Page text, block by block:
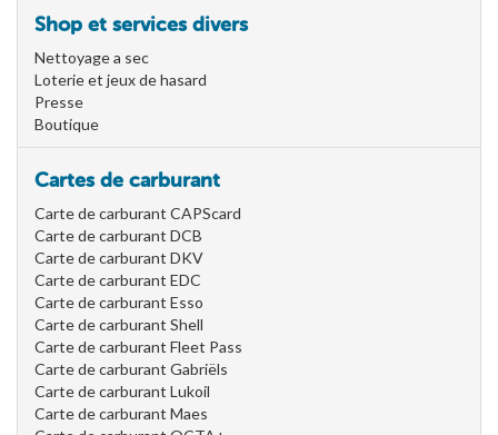
Shop et services divers
Nettoyage a sec
Loterie et jeux de hasard
Presse
Boutique
Cartes de carburant
Carte de carburant CAPScard
Carte de carburant DCB
Carte de carburant DKV
Carte de carburant EDC
Carte de carburant Esso
Carte de carburant Shell
Carte de carburant Fleet Pass
Carte de carburant Gabriëls
Carte de carburant Lukoil
Carte de carburant Maes